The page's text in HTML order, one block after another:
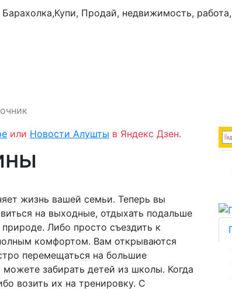
или Новости Алушты в Яндекс Дзен.
жизнь вашей семьи. Теперь вы
на выходные, отдыхать подальше
Либо просто съездить к
комфортом. Вам открываются
перемещаться на большие
забирать детей из школы. Когда
возить их на тренировку. С